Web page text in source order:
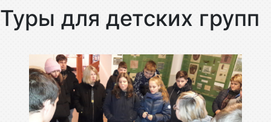
Туры для детских групп